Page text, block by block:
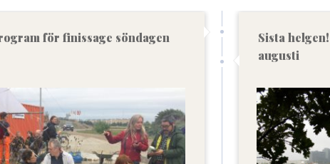
för finissage söndagen
Sista
augusti